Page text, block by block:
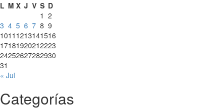
L M X J V S D
1 2
3 4 5 6 7 8 9
1011 1213141516
17181920212223
24252627282930
31
« Jul
Categorías